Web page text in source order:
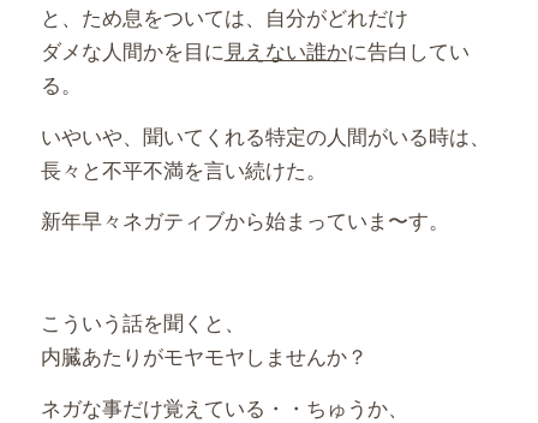
と、ため息をついては、自分がどれだけ
ダメな人間かを目に見えない誰かに告白してい
る。
いやいや、聞いてくれる特定の人間がいる時は、
長々と不平不満を言い続けた。
新年早々ネガティブから始まっていま〜す。
こういう話を聞くと、
内臓あたりがモヤモヤしませんか？
ネガな事だけ覚えている・・ちゅうか、